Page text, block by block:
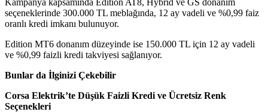
seçeneklerinde 300.000 TL meblağında, 12 ay vadeli ve %0,99 faiz
oranlı kredi imkanı bulunuyor.
Edition MT6 donanım düzeyinde ise 150.000 TL için 12 ay vadeli
ve %0,99 faizli kredi takviyesi sağlanıyor.
Bunlar da İlginizi Çekebilir
Corsa Elektrik’te Düşük Faizli Kredi ve Ücretsiz Renk
Seçenekleri